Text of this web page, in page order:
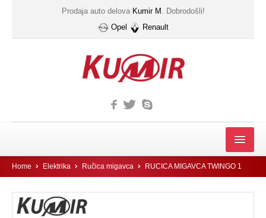
Prodaja auto delova Kumir M . Dobrodošli!
Opel
Renault
MOTOR
Filter automatskog menjača
Home Elektrika Ručica migavca RUCICA MIGAVCA TWINGO 1